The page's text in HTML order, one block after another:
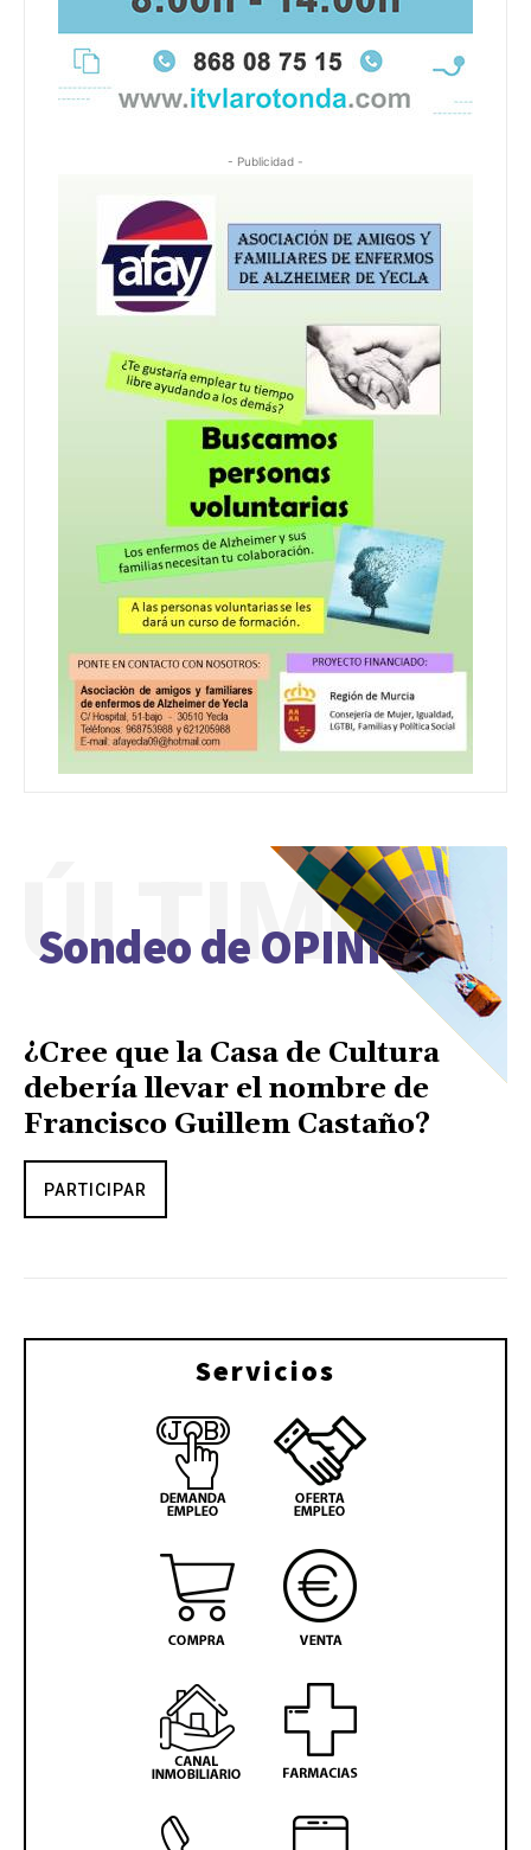
- Publicidad -
Sondeo de OPINIÓN
ÚLTIMO
¿Cree que la Casa de Cultura
debería llevar el nombre de
Francisco Guillem Castaño?
PARTICIPAR
Servicios